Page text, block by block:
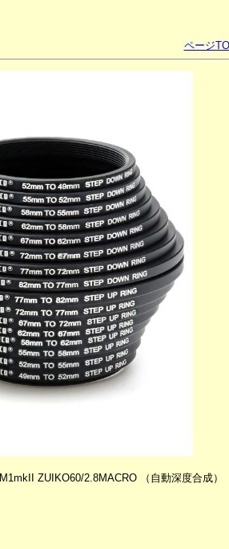
ページ
ZUIKO60/2.8MACRO （自動深度合成）